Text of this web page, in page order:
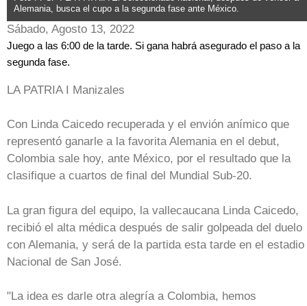
Alemania, busca el cupo a la segunda fase ante México.
Sábado, Agosto 13, 2022
Juego a las 6:00 de la tarde. Si gana habrá asegurado el paso a la
segunda fase.
LA PATRIA I Manizales
Con Linda Caicedo recuperada y el envión anímico que
representó ganarle a la favorita Alemania en el debut,
Colombia sale hoy, ante México, por el resultado que la
clasifique a cuartos de final del Mundial Sub-20.
La gran figura del equipo, la vallecaucana Linda Caicedo,
recibió el alta médica después de salir golpeada del duelo
con Alemania, y será de la partida esta tarde en el estadio
Nacional de San José.
"La idea es darle otra alegría a Colombia, hemos